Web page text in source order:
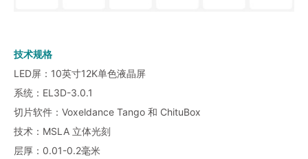
技术规格
LED屏：10英寸12K单色液晶屏
系统：EL3D-3.0.1
切片软件：Voxeldance Tango 和 ChituBox
技术：MSLA 立体光刻
层厚：0.01-0.2毫米